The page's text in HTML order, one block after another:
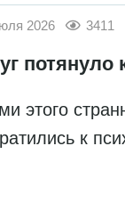
2026 3411
потянуло
этого
к